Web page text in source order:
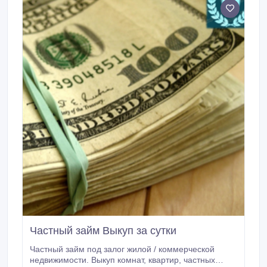
Частный займ Выкуп за сутки
Частный займ под залог жилой / коммерческой
недвижимости. Выкуп комнат, квартир, частных